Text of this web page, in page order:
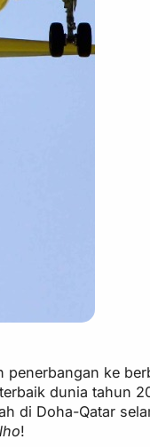
penerbangan ke
dunia tahun
di Doha-Qatar
lho!